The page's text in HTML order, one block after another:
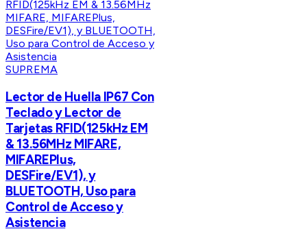
SUPREMA
Lector de Huella IP67 Con
Teclado y Lector de
Tarjetas RFID(125kHz EM
& 13.56MHz MIFARE,
MIFAREPlus,
DESFire/EV1), y
BLUETOOTH, Uso para
Control de Acceso y
Asistencia